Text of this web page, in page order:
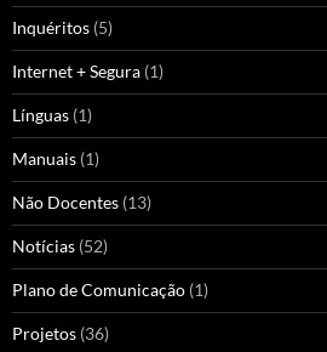
Inquéritos (5)
Internet + Segura (1)
Línguas (1)
Manuais (1)
Não Docentes (13)
Notícias (52)
Plano de Comunicação (1)
Projetos (36)